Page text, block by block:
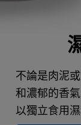
不論是肉泥
和濃郁的香
以獨立食用